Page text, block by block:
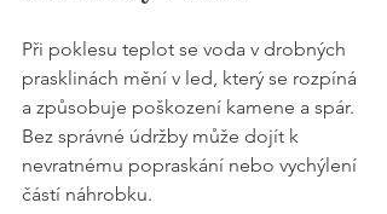
Při poklesu teplot se voda v drobných
prasklinách mění v led, který se rozpíná
a způsobuje poškození kamene a spár.
Bez správné údržby může dojít k
nevratnému popraskání nebo vychýlení
částí náhrobku.